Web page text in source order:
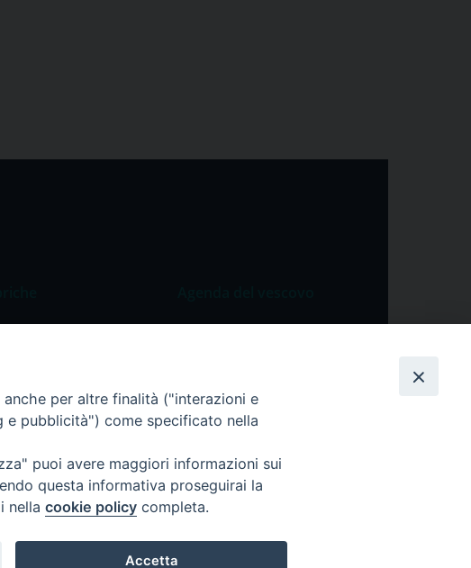
al Vangelo
e Società
della Preghiera
FVG
Agenda del vescovo
per altre finalità ("interazioni e
e pubblicità") come specificato nella
puoi avere maggiori informazioni sui
questa informativa proseguirai la
nella cookie policy completa.
Accetta